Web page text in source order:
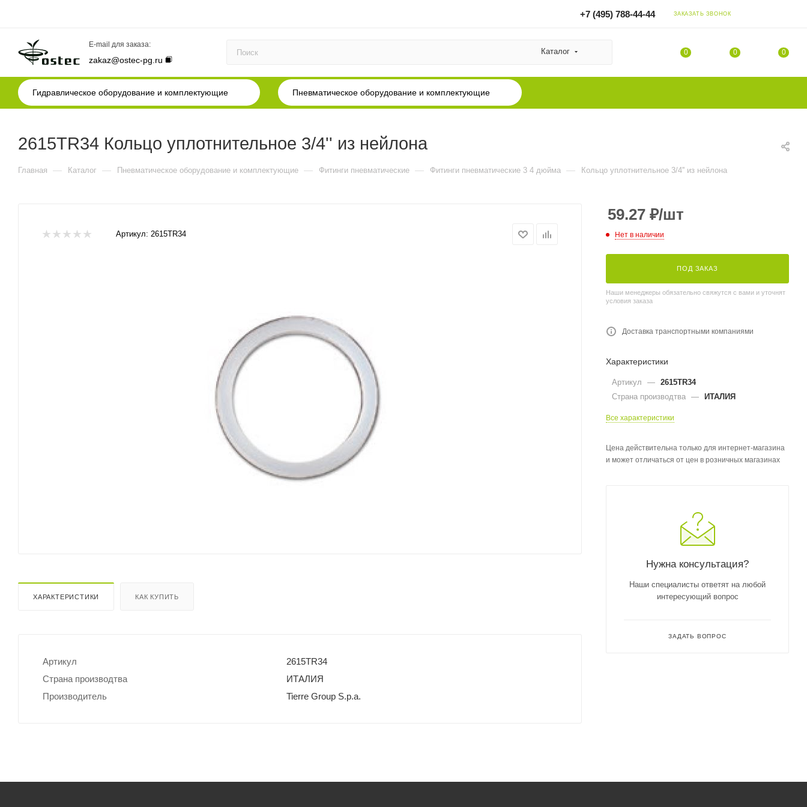
+7 (495) 788-44-44 ЗАКАЗАТЬ ЗВОНОК
E-mail для заказа:
zakaz@ostec-pg.ru
Каталог 0 0 0
Гидравлическое оборудование и комплектующие Пневматическое оборудование и комплектующие
2615TR34 Кольцо уплотнительное 3/4'' из нейлона
Главная — Каталог — Пневматическое оборудование и комплектующие — Фитинги пневматические — Фитинги пневматические 3 4 дюйма — Кольцо уплотнительное 3/4'' из нейлона
Артикул: 2615TR34
ХАРАКТЕРИСТИКИ КАК КУПИТЬ
Артикул
2615TR34
Страна производтва
ИТАЛИЯ
Производитель
Tierre Group S.p.a.
59.27 ₽/шт
Нет в наличии
ПОД ЗАКАЗ
Наши менеджеры обязательно свяжутся с вами и уточнят
условия заказа
Доставка транспортными компаниями
Характеристики
Артикул — 2615TR34
Страна производтва — ИТАЛИЯ
Все характеристики
Цена действительна только для интернет-магазина
и может отличаться от цен в розничных магазинах
Нужна консультация?
Наши специалисты ответят на любой
интересующий вопрос
ЗАДАТЬ ВОПРОС